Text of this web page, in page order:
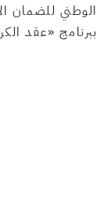
الوطني للضمان
ببرنامج «عقد